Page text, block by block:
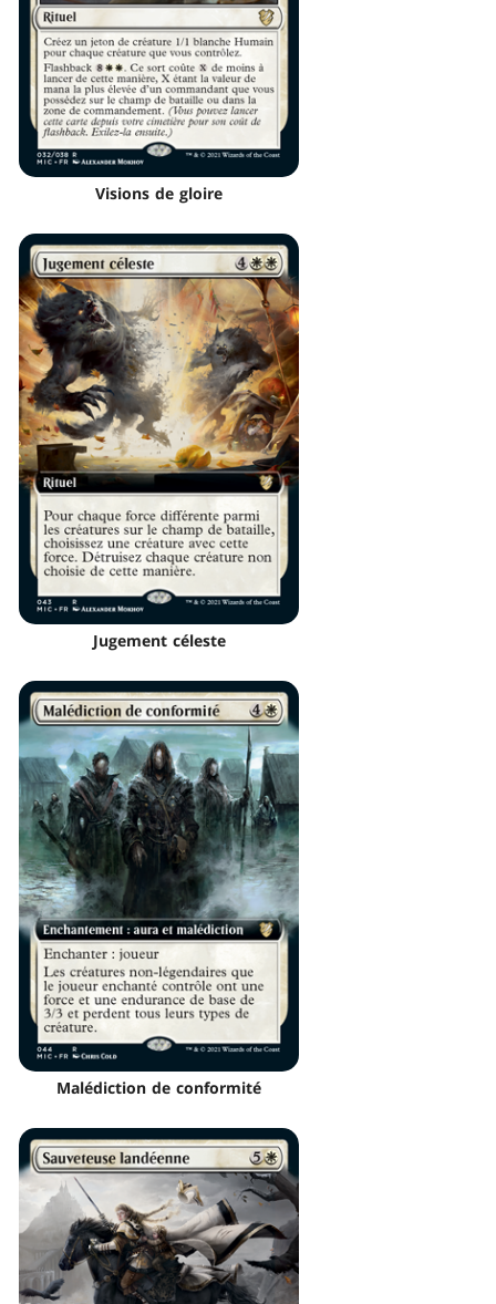
Visions de gloire
Jugement céleste
Malédiction de conformité